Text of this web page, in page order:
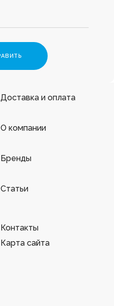
Доставка и оплата
О компании
Бренды
Статьи
Контакты
Карта сайта